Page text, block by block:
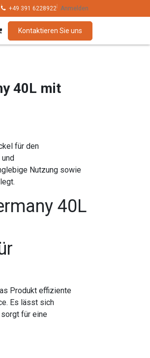
Marken
+49 391 6228922 Anmelden
Kontaktieren Sie uns
40L mit
für den
Nutzung sowie
40L
Produkt effiziente
Es lässt sich
für eine